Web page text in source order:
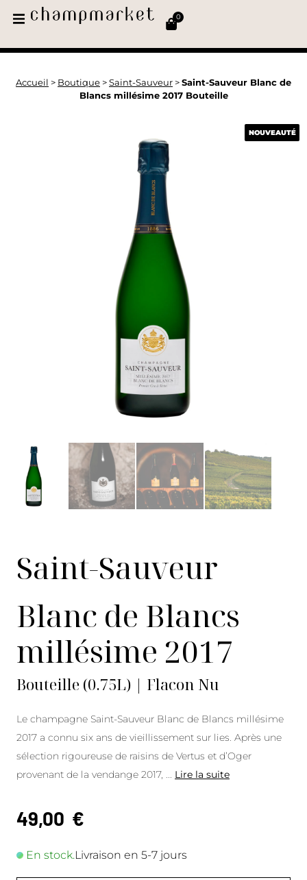
0
Accueil > Boutique > Saint-Sauveur > Saint-Sauveur Blanc de
Blancs millésime 2017 Bouteille
NOUVEAUTÉ
Saint-Sauveur
Blanc de Blancs
millésime 2017
Bouteille (0.75L) | Flacon Nu
Le champagne Saint-Sauveur Blanc de Blancs millésime
2017 a connu six ans de vieillissement sur lies. Après une
sélection rigoureuse de raisins de Vertus et d’Oger
provenant de la vendange 2017,
Lire la suite
49,00 €
En stock.Livraison en 5-7 jours